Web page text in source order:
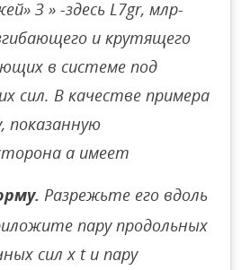
З » -здесь L7gr, млр-
и крутящего
в системе под
сил. В качестве примера
показанную
а имеет
Разрежьте его вдоль
пару продольных
сил x t и пару